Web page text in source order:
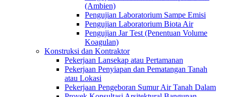
(Ambien)
Pengujian Laboratorium Sampe Emisi
Pengujian Laboratorium Biota Air
Pengujian Jar Test (Penentuan Volume
Koagulan)
Konstruksi dan Kontraktor
Pekerjaan Lansekap atau Pertamanan
Pekerjaan Penyiapan dan Pematangan Tanah
atau Lokasi
Pekerjaan Pengeboran Sumur Air Tanah Dalam